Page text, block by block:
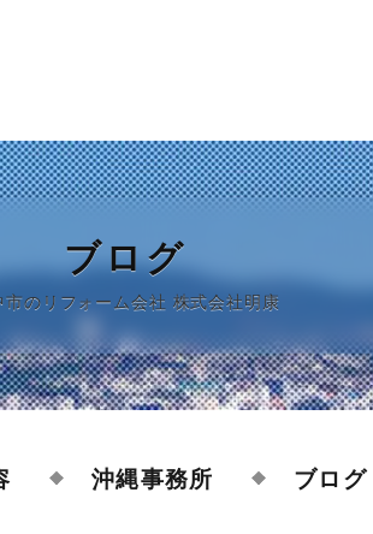
ブログ
市のリフォーム会社 株式会社明康
沖縄事務所 ブログ